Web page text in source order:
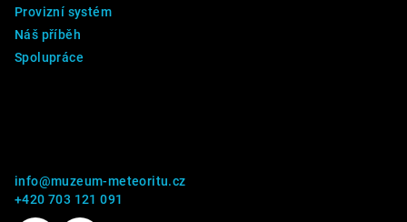
Provizní systém
Náš příběh
Spolupráce
info@muzeum-meteoritu.cz
+420 703 121 091